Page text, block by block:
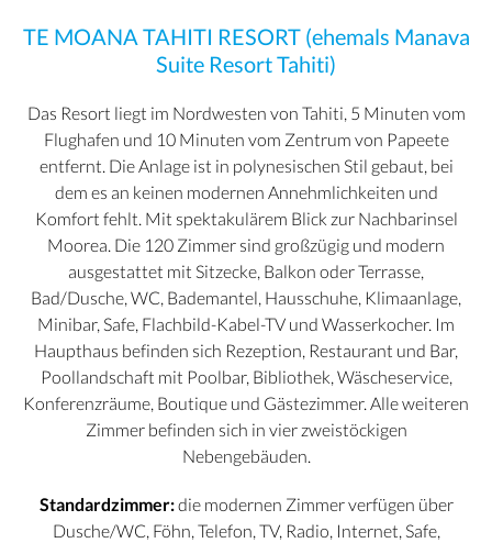
TE MOANA TAHITI RESORT (ehemals Manava
Suite Resort Tahiti)
Das Resort liegt im Nordwesten von Tahiti, 5 Minuten vom
Flughafen und 10 Minuten vom Zentrum von Papeete
entfernt. Die Anlage ist in polynesischen Stil gebaut, bei
dem es an keinen modernen Annehmlichkeiten und
Komfort fehlt. Mit spektakulärem Blick zur Nachbarinsel
Moorea. Die 120 Zimmer sind großzügig und modern
ausgestattet mit Sitzecke, Balkon oder Terrasse,
Bad/Dusche, WC, Bademantel, Hausschuhe, Klimaanlage,
Minibar, Safe, Flachbild-Kabel-TV und Wasserkocher. Im
Haupthaus befinden sich Rezeption, Restaurant und Bar,
Poollandschaft mit Poolbar, Bibliothek, Wäscheservice,
Konferenzräume, Boutique und Gästezimmer. Alle weiteren
Zimmer befinden sich in vier zweistöckigen
Nebengebäuden.
Standardzimmer:die modernen Zimmer verfügen über
Dusche/WC, Föhn, Telefon, TV, Radio, Internet, Safe,